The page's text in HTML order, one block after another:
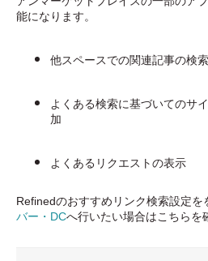
能になります。
他スペースでの関連記事の検
よくある検索に基づいてのサ
加
よくあるリクエストの表示
Refinedのおすすめリンク検索設定を
バー・DCへ行いたい場合はこちらを